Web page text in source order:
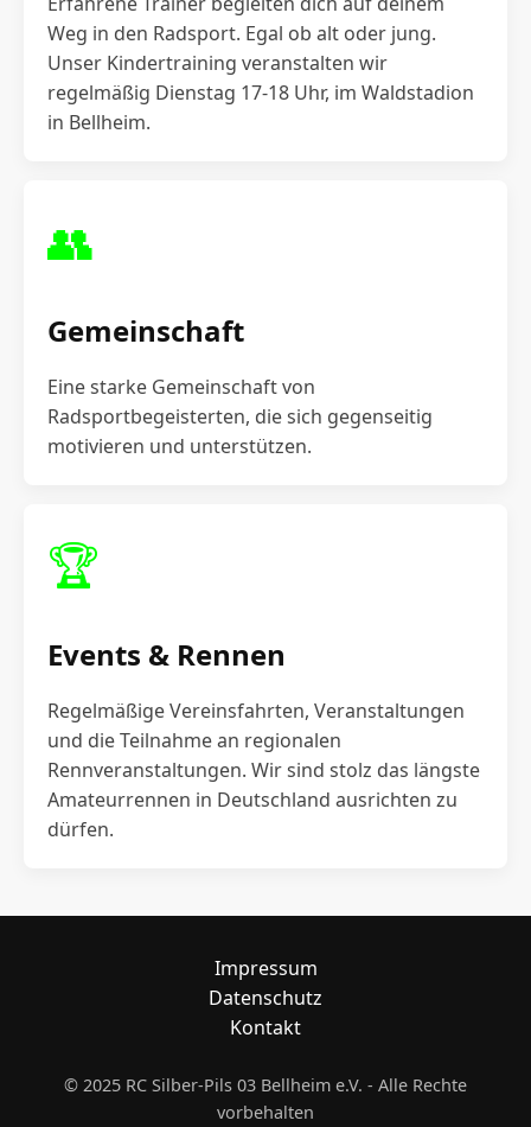
Weg in den Radsport. Egal ob alt oder jung.
Unser Kindertraining veranstalten wir
regelmäßig Dienstag 17-18 Uhr, im Waldstadion
in Bellheim.
👥
Gemeinschaft
Eine starke Gemeinschaft von
Radsportbegeisterten, die sich gegenseitig
motivieren und unterstützen.
🏆
Events & Rennen
Regelmäßige Vereinsfahrten, Veranstaltungen
und die Teilnahme an regionalen
Rennveranstaltungen. Wir sind stolz das längste
Amateurrennen in Deutschland ausrichten zu
dürfen.
Impressum
Datenschutz
Kontakt
© 2025 RC Silber-Pils 03 Bellheim e.V. - Alle Rechte
vorbehalten